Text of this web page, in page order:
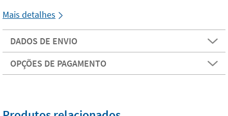
Mais detalhes
DADOS DE ENVIO
OPÇÕES DE PAGAMENTO